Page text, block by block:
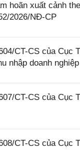
hoãn xuất cảnh
2026/NĐ-CP
CT-CS của Cục
nhập doanh nghiệp
CT-CS của Cục
CT-CS của Cục